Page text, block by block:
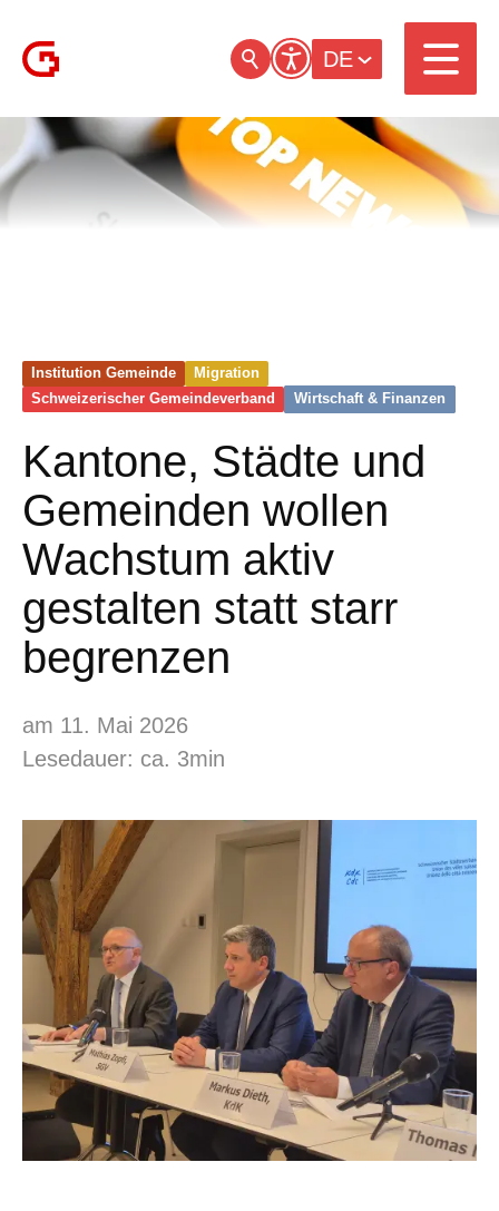
DE
Institution Gemeinde
Migration
Schweizerischer Gemeinde­verband
Wirtschaft & Finanzen
Kantone, Städte und
Gemeinden wollen
Wachstum aktiv
gestalten statt starr
begrenzen
am 11. Mai 2026
Lesedauer: ca. 3min